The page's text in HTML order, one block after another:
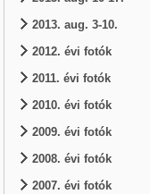
2013. aug. 3-10.
2012. évi fotók
2011. évi fotók
2010. évi fotók
2009. évi fotók
2008. évi fotók
2007. évi fotók